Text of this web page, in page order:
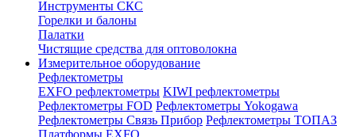
Инструменты СКС
Горелки и балоны
Палатки
Чистящие средства для оптоволокна
Измерительное оборудование
Рефлектометры
EXFO рефлектометры KIWI рефлектометры
Рефлектометры FOD Рефлектометры Yokogawa
Рефлектометры Связь Прибор Рефлектометры ТОПАЗ
Платформы EXFO